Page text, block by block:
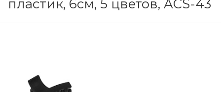
пластик, 6см, 5 цветов, ACS-43